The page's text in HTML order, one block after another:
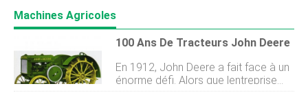
Machines Agricoles
100 Ans De Tracteurs John Deere
En 1912, John Deere a fait face à un
énorme défi. Alors que lentreprise
réussissait à produire des outils et